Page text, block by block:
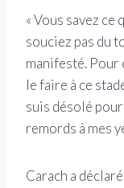
« Vous savez ce
souciez pas du
manifesté. Pour
le faire à ce
suis désolé pour
remords à mes
Carach a